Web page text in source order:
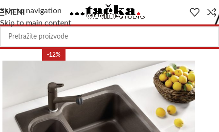
Skip to navigation
Skip to main content
MENI
-12%